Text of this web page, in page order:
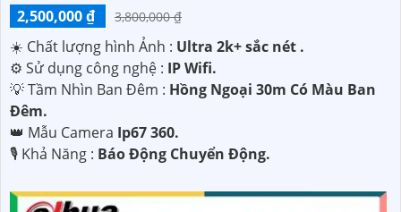
2,500,000 ₫
3,800,000 ₫
☀️ Chất lượng hình Ảnh : Ultra 2k+ sắc nét .
⚙ Sử dụng công nghệ : IP Wifi.
💡 Tầm Nhìn Ban Đêm : Hồng Ngoại 30m Có Màu Ban
Đêm.
👑 Mẫu Camera Ip67 360.
️🎙 Khả Năng : Báo Động Chuyển Động.